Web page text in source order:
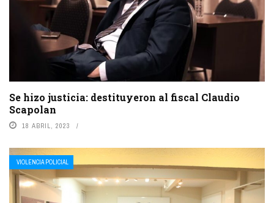
Se hizo justicia: destituyeron al fiscal Claudio
Scapolan
18 ABRIL, 2023
VIOLENCIA POLICIAL